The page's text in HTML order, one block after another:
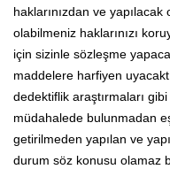
haklarınızdan ve
olabilmeniz haklarınızı
için sizinle sözleşme
maddelere harfiyen
dedektiflik araştırmaları
müdahalede bulunmadan
getirilmeden yapılan ve
durum söz konusu olamaz